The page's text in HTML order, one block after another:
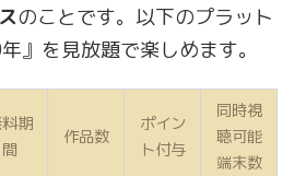
のことです。以下のプラット
』を見放題で楽しめます。
期
間
作品数
ポイン
ト付与
同時視
聴可能
端末数